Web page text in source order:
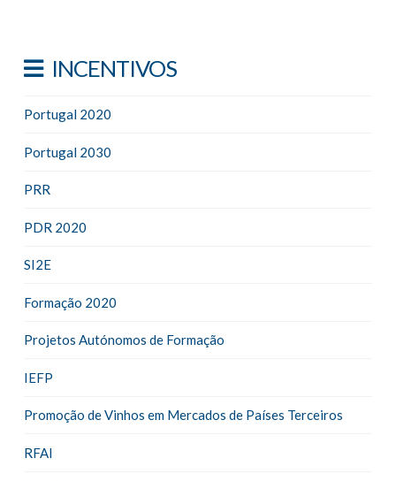
INCENTIVOS
Portugal 2020
Portugal 2030
PRR
PDR 2020
SI2E
Formação 2020
Projetos Autónomos de Formação
IEFP
Promoção de Vinhos em Mercados de Países Terceiros
RFAI